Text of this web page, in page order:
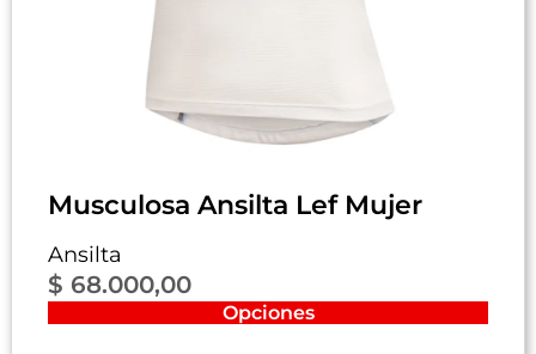
Musculosa Ansilta Lef Mujer
Ansilta
$ 68.000,00
Opciones